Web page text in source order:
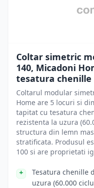
Coltar simetric
140, Micadoni
tesatura chenille
Coltarul modular
Home are 5 locuri si
tapitat cu tesatura
rezistenta la uzura
structura din lemn
stratificata. Produsul
100 si are proprietati
Tesatura chenille
uzura (60.000